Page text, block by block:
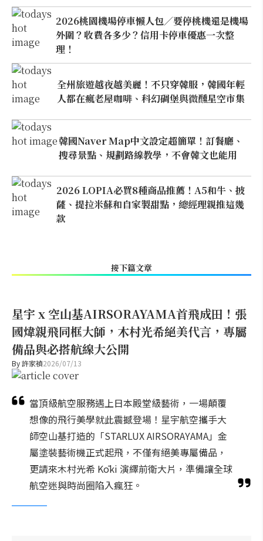
2026桃園機場停車懶人包／要停桃機還是機場
外圍？收費各多少？信用卡停車優惠一次整
理！
全州旅遊越夜越美麗！不只穿韓服，韓國年輕
人都在瘋老屋咖啡、科幻碉堡與微醺星空市集
韓國Naver Map中文設定超簡單！訂餐廳、
搜尋景點、規劃路線教學，不會韓文也能用
2026 LOPIA必買8種商品推薦！A5和牛、披
薩、提拉米蘇和自家製甜點，總經理親推這幾
款
接下篇文章
星宇 x 空山基AIRSORAYAMA首飛成田！張
國煒親飛同框大師，木村光希絕美代言，專屬
備品與必搭航線大公開
By許家禎2026/07/13
當頂級航空服務遇上日本殿堂級藝術，一場顛覆
想像的飛行美學就此震撼登場！星宇航空攜手大
師空山基打造的「STARLUX AIRSORAYAMA」金
屬塗裝藝術機正式起飛，不僅有絕美專屬備品，
更請來木村光希 Kōki 演繹前衛大片，準備讓全球
航空迷與時尚圈陷入瘋狂。